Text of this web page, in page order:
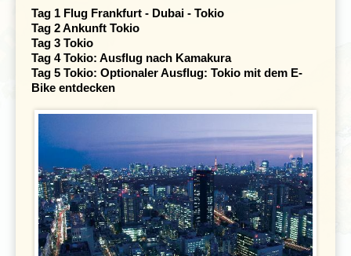
Tag 1 Flug Frankfurt - Dubai - Tokio
Tag 2 Ankunft Tokio
Tag 3 Tokio
Tag 4 Tokio: Ausflug nach Kamakura
Tag 5 Tokio: Optionaler Ausflug: Tokio mit dem E-
Bike entdecken